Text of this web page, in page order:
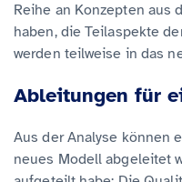
Reihe an Konzepten aus
haben, die Teilaspekte
werden teilweise in das
Ableitungen für
Aus der Analyse können
neues Modell abgeleitet